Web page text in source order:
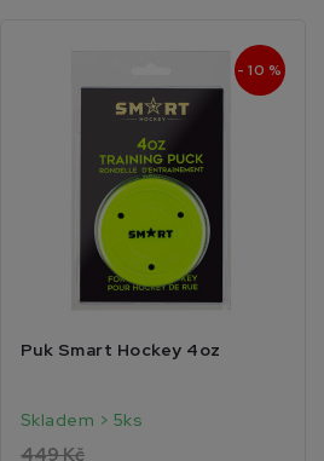
- 10 %
Puk Smart Hockey 4oz
Skladem > 5ks
449 Kč